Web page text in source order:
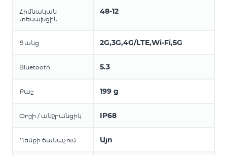
Հիմնական
տեսախցիկ
48-12
Ցանց 2G,3G,4G/LTE,Wi-Fi,5G
Bluetooth 5.3
Քաշ 199 g
Փոշի / անջրանցիկ IP68
Դեմքի ճանաչում Այո